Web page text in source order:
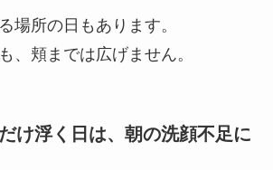
場所の日もあります。
、頬までは広げません。
け浮く日は、朝の洗顔不足に